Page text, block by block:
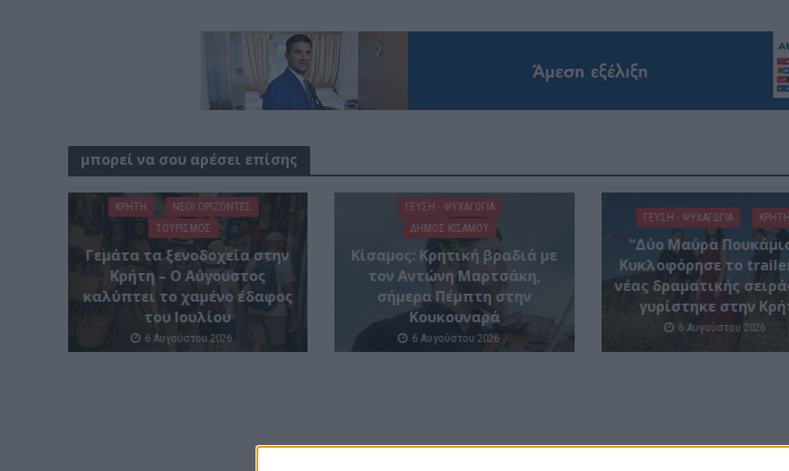
μπορεί να σου αρέσει επίσης
ΚΡΗΤΗ
ΝΕΟΙ ΟΡΙΖΟΝΤΕΣ
ΤΟΥΡΙΣΜΟΣ
Γεμάτα τα ξενοδοχεία στην
Κρήτη – Ο Αύγουστος
καλύπτει το χαμένο έδαφος
του Ιουλίου
6 Αυγούστου 2026
ΓΕΎΣΗ - ΨΥΧΑΓΩΓΊΑ
ΔΉΜΟΣ ΚΙΣΆΜΟΥ
Kίσαμος: Κρητική βραδιά με
τον Αντώνη Μαρτσάκη,
σήμερα Πέμπτη στην
Κουκουναρά
6 Αυγούστου 2026
ΓΕΎΣΗ - ΨΥΧΑΓΩΓΊΑ ΚΡΗΤΗ
“Δύο Μαύρα
Κυκλοφόρησε το
νέας δραματικής
γυρίστηκε στην
6 Αυγούστου 2026